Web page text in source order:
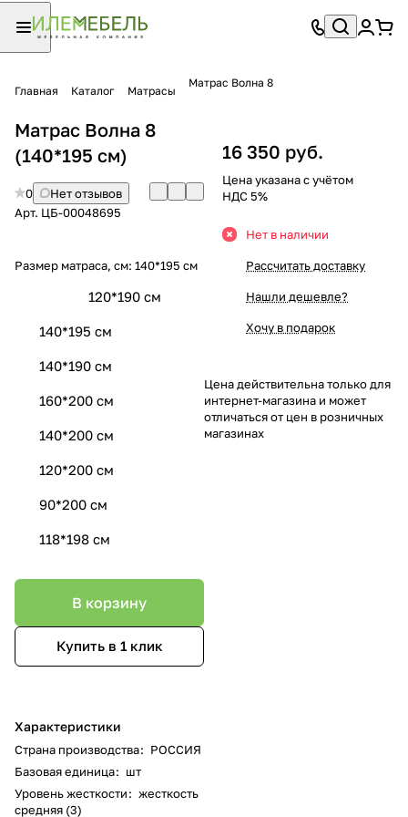
Главная Каталог Матрасы
Матрас Волна 8
Матрас Волна 8
(140*195 см)
0
Нет отзывов
Арт. ЦБ-00048695
Размер матраса, см: 140*195 см
120*190 см
140*195 см
140*190 см
160*200 см
140*200 см
120*200 см
90*200 см
118*198 см
В корзину
Купить в 1 клик
Характеристики
Страна производства: РОССИЯ
Базовая единица: шт
Уровень жесткости: жесткость
средняя (3)
16 350 руб.
Цена указана с учётом
НДС 5%
Нет в наличии
Рассчитать доставку
Нашли дешевле?
Хочу в подарок
Цена действительна только для
интернет-магазина и может
отличаться от цен в розничных
магазинах